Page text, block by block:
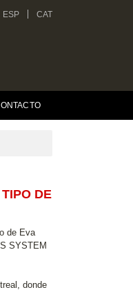
ESP CAT
DE
de Eva
SYSTEM
donde